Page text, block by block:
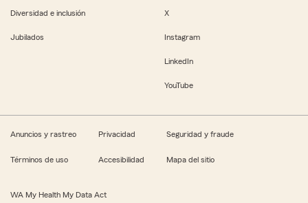
Diversidad e inclusión
Jubilados
X
Instagram
LinkedIn
YouTube
Anuncios y rastreo Privacidad Seguridad y fraude
Términos de uso Accesibilidad Mapa del sitio
WA My Health My Data Act